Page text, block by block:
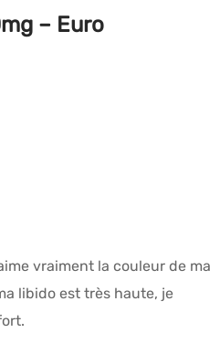
– Euro
vraiment la couleur de ma
libido est très haute, je